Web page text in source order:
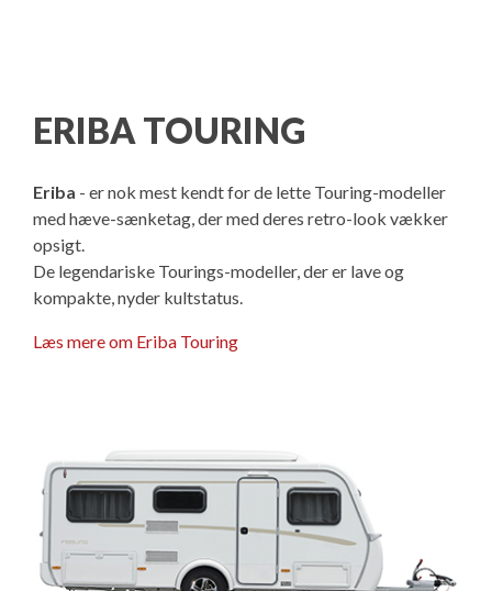
GPDR - KG Camping Kundeklub
ERIBA TOURING
Eriba - er nok mest kendt for de lette Touring-modeller
med hæve-sænketag, der med deres retro-look vækker
opsigt.
De legendariske Tourings-modeller, der er lave og
kompakte, nyder kultstatus.
Læs mere om Eriba Touring